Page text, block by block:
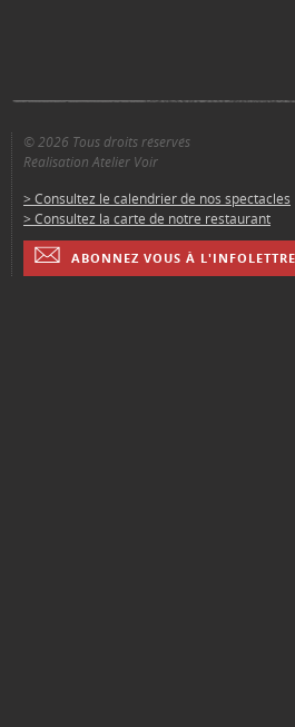
© 2026 Tous droits réservés
Réalisation Atelier Voir
> Consultez le calendrier de nos spectacles
> Consultez la carte de notre restaurant
ABONNEZ VOUS À L'INFOLETTRE